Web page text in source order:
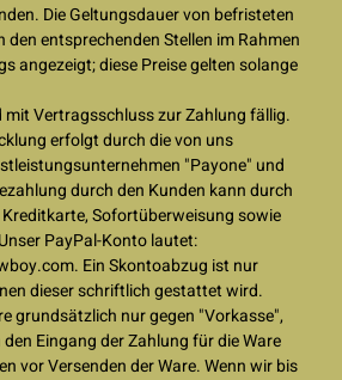
Die Geltungsdauer von befristeten
entsprechenden Stellen im Rahmen
angezeigt; diese Preise gelten solange
mit Vertragsschluss zur Zahlung fällig.
erfolgt durch die von uns
"Payone" und
durch den Kunden kann durch
Sofortüberweisung sowie
PayPal-Konto lautet:
. Ein Skontoabzug ist nur
dieser schriftlich gestattet wird.
grundsätzlich nur gegen "Vorkasse",
Eingang der Zahlung für die Ware
vor Versenden der Ware. Wenn wir bis